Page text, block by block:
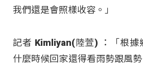
我們還是會照樣收容。」
記者 Kimliyan(陸萱) ：「根據
什麼時候回家還得看雨勢跟風